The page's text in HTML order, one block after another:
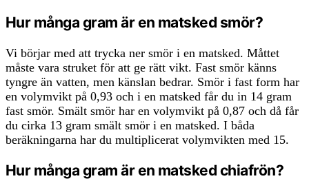
Hur många gram är en matsked smör?
Vi börjar med att trycka ner smör i en matsked. Måttet
måste vara struket för att ge rätt vikt. Fast smör känns
tyngre än vatten, men känslan bedrar. Smör i fast form har
en volymvikt på 0,93 och i en matsked får du in 14 gram
fast smör. Smält smör har en volymvikt på 0,87 och då får
du cirka 13 gram smält smör i en matsked. I båda
beräkningarna har du multiplicerat volymvikten med 15.
Hur många gram är en matsked chiafrön?